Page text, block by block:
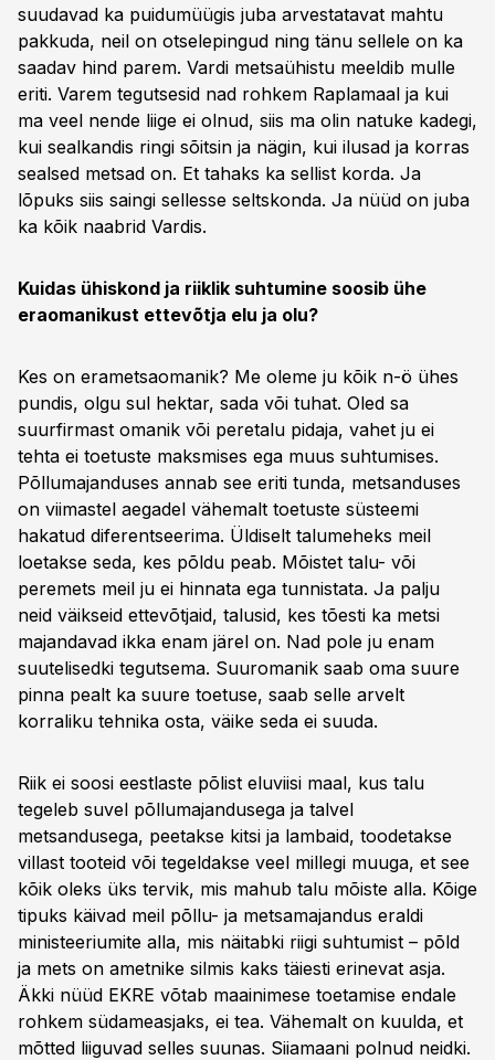
suudavad ka puidumüügis juba arvestatavat mahtu
pakkuda, neil on otselepingud ning tänu sellele on ka
saadav hind parem. Vardi metsaühistu meeldib mulle
eriti. Varem tegutsesid nad rohkem Raplamaal ja kui
ma veel nende liige ei olnud, siis ma olin natuke kadegi,
kui sealkandis ringi sõitsin ja nägin, kui ilusad ja korras
sealsed metsad on. Et tahaks ka sellist korda. Ja
lõpuks siis saingi sellesse seltskonda. Ja nüüd on juba
ka kõik naabrid Vardis.
Kuidas ühiskond ja riiklik suhtumine soosib ühe
eraomanikust ettevõtja elu ja olu?
Kes on erametsaomanik? Me oleme ju kõik n-ö ühes
pundis, olgu sul hektar, sada või tuhat. Oled sa
suurfirmast omanik või peretalu pidaja, vahet ju ei
tehta ei toetuste maksmises ega muus suhtumises.
Põllumajanduses annab see eriti tunda, metsanduses
on viimastel aegadel vähemalt toetuste süsteemi
hakatud diferentseerima. Üldiselt talumeheks meil
loetakse seda, kes põldu peab. Mõistet talu- või
peremets meil ju ei hinnata ega tunnistata. Ja palju
neid väikseid ettevõtjaid, talusid, kes tõesti ka metsi
majandavad ikka enam järel on. Nad pole ju enam
suutelisedki tegutsema. Suuromanik saab oma suure
pinna pealt ka suure toetuse, saab selle arvelt
korraliku tehnika osta, väike seda ei suuda.
Riik ei soosi eestlaste põlist eluviisi maal, kus talu
tegeleb suvel põllumajandusega ja talvel
metsandusega, peetakse kitsi ja lambaid, toodetakse
villast tooteid või tegeldakse veel millegi muuga, et see
kõik oleks üks tervik, mis mahub talu mõiste alla. Kõige
tipuks käivad meil põllu- ja metsamajandus eraldi
ministeeriumite alla, mis näitabki riigi suhtumist – põld
ja mets on ametnike silmis kaks täiesti erinevat asja.
Äkki nüüd EKRE võtab maainimese toetamise endale
rohkem südameasjaks, ei tea. Vähemalt on kuulda, et
mõtted liiguvad selles suunas. Siiamaani polnud neidki.